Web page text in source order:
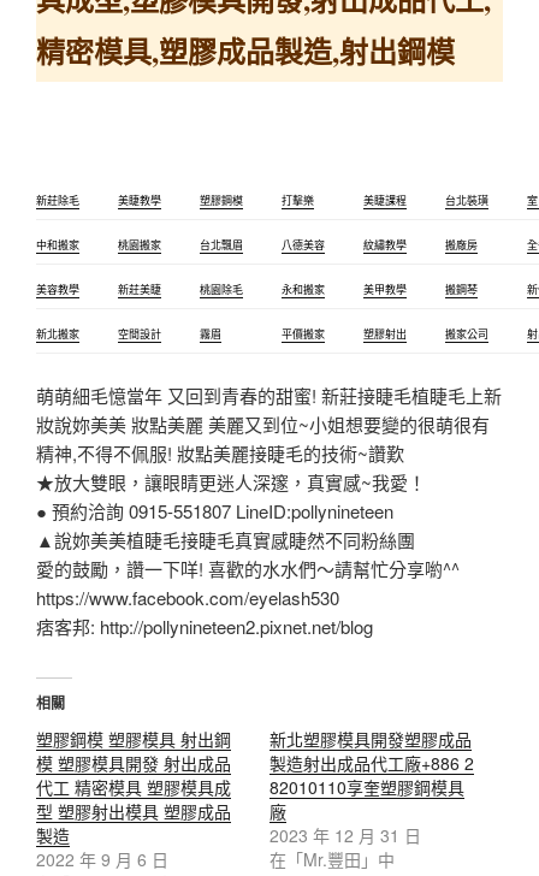
精密模具­,塑膠成品製造,射出鋼模
新莊除毛 美睫教學 塑膠鋼模 打擊樂 美睫課程 台北裝璜
中和搬家 桃園搬家 台北飄眉 八德美容 紋繡教學 搬廠房
美容教學 新莊美睫 桃園除毛 永和搬家 美甲教學 搬鋼琴
新北搬家 空間設計 霧眉 平價搬家 塑膠射出 搬家公司
萌萌細毛憶當年 又回到青春的甜蜜! 新莊接睫毛植睫毛上新
妝說妳美美 妝點美麗 美麗又到位~小姐想要變的很萌很有
精神,不得不佩服! 妝點美麗接睫毛的技術~讚歎
★放大雙眼，讓眼睛更迷人深邃，真實感~我愛！
● 預約洽詢 0915-551807 LineID:pollynineteen
▲說妳美美植睫毛接睫毛真實感睫然不同粉絲團
愛的鼓勵，讚一下咩! 喜歡的水水們～請幫忙分享喲^^
https://www.facebook.com/eyelash530
痞客邦: http://pollynineteen2.pixnet.net/blog
相關
塑膠鋼模 塑膠模具 射出鋼
模 塑膠模具開發 射出成品
代工 精密模具 塑膠模具成
型 塑膠射出模具 塑膠成品
製造
2022 年 9 月 6 日
新北塑膠模具開發塑膠成品
製造射出成品代工廠+886 2
82010110享奎塑膠鋼模具
廠
2023 年 12 月 31 日
在「Mr.豐田」中